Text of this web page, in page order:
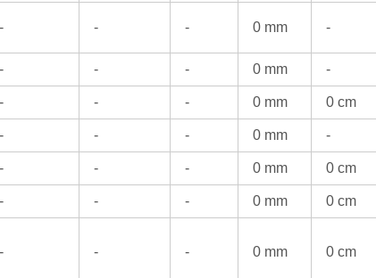
- - - 0 mm -
- - - 0 mm -
- - - 0 mm 0 cm
- - - 0 mm -
- - - 0 mm 0 cm
- - - 0 mm 0 cm
- - - 0 mm 0 cm